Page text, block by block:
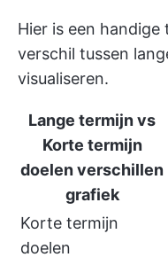
Hier is een
verschil tussen
visualiseren.
Lange termijn vs
Korte termijn
doelen verschillen
grafiek
Korte termijn
doelen